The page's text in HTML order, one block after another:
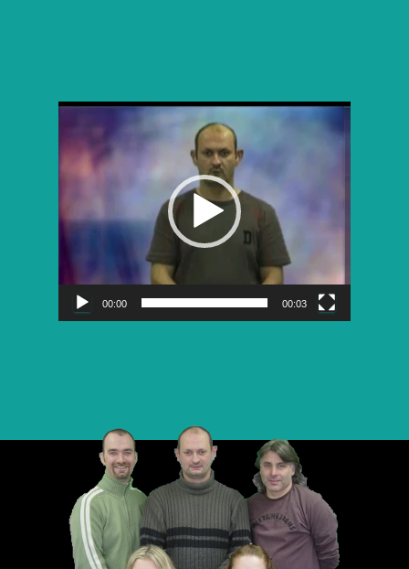
Lecteur
vidéo
00:00 00:03